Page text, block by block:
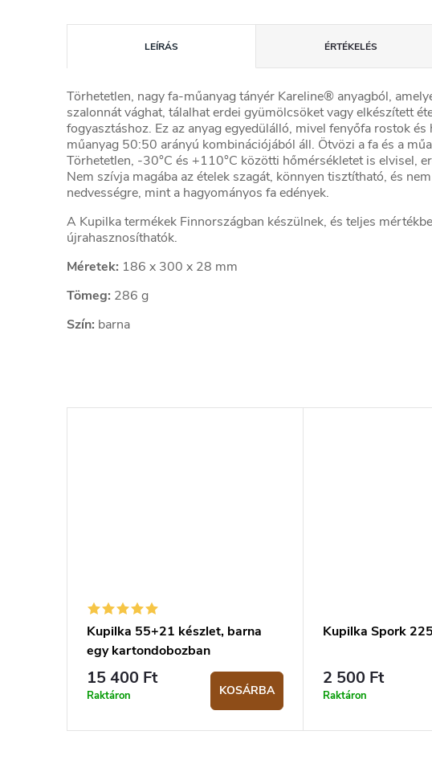
LEÍRÁS ÉRTÉKELÉS
Törhetetlen, nagy fa-műanyag tányér Kareline® anyagból,
szalonnát vághat, tálalhat erdei gyümölcsöket vagy elkészített
fogyasztáshoz. Ez az anyag egyedülálló, mivel fenyőfa rostok és
műanyag 50:50 arányú kombinációjából áll. Ötvözi a fa és a
Törhetetlen, -30°C és +110°C közötti hőmérsékletet is elvisel,
Nem szívja magába az ételek szagát, könnyen tisztítható, és
nedvességre, mint a hagyományos fa edények.
A Kupilka termékek Finnországban készülnek, és teljes
újrahasznosíthatók.
Méretek: 186 x 300 x 28 mm
Tömeg: 286 g
Szín: barna
Kupilka 55+21 készlet, barna
egy kartondobozban
15 400 Ft
Raktáron KOSÁRBA
Kupilka Spork
2 500 Ft
Raktáron